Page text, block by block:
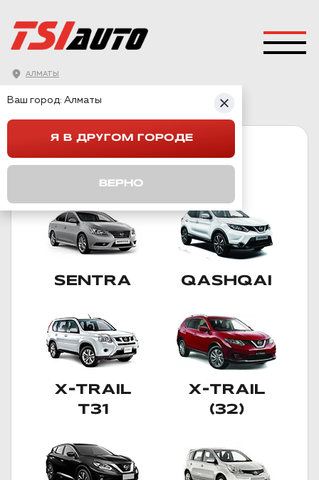
АЛМАТЫ
ПОДКАТЕГОРИИ
SENTRA QASHQAI
X-TRAIL
T31
X-TRAIL
(32)
Ваш город: Алматы
Я В ДРУГОМ ГОРОДЕ
ВЕРНО